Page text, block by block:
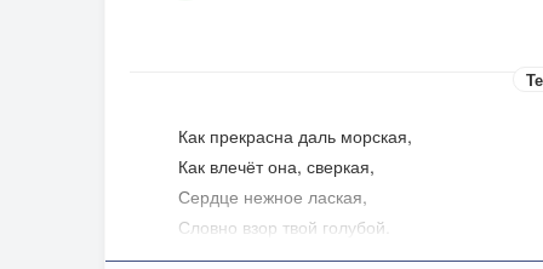
Как прекрасна даль морская,
Как влечёт она, сверкая,
Сердце нежное лаская,
Словно взор твой голубой.
Слышишь, в рощах апельсинных